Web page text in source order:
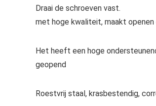
Draai de schroeven vast.
met hoge kwaliteit, maakt openen
Het heeft een hoge
geopend
Roestvrij staal, krasbestendig,